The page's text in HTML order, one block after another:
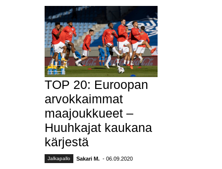
TOP 20: Euroopan
arvokkaimmat
maajoukkueet –
Huuhkajat kaukana
kärjestä
Jalkapallo Sakari M. - 06.09.2020